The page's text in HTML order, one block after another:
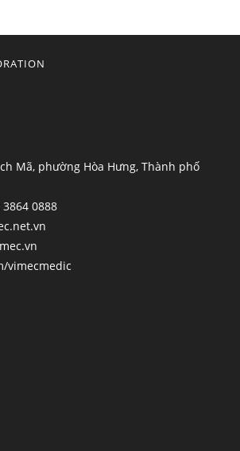
Mã, phường Hòa Hưng, Thành phố
3864 0888
vimecmedic